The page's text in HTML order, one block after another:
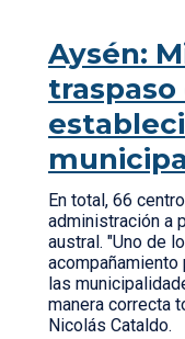
Aysén:
traspaso
En total, 66
administración a
austral. "Uno de
las
manera correcta
Nicolás Cataldo.